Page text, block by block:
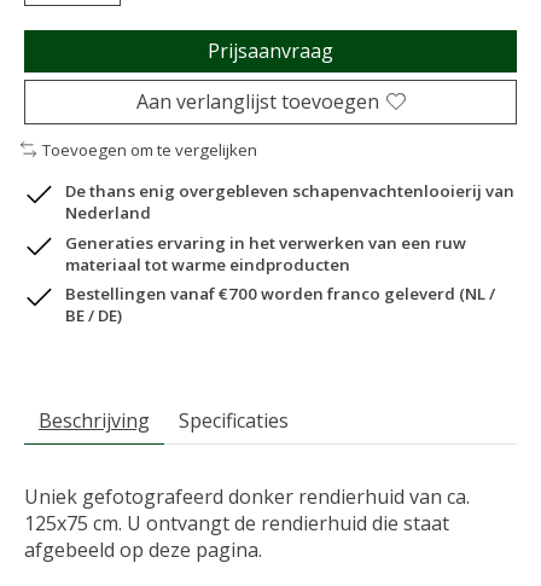
Prijsaanvraag
Aan verlanglijst toevoegen
Toevoegen om te vergelijken
De thans enig overgebleven schapenvachtenlooierij van
Nederland
Generaties ervaring in het verwerken van een ruw
materiaal tot warme eindproducten
Bestellingen vanaf €700 worden franco geleverd (NL /
BE / DE)
Beschrijving Specificaties
Uniek gefotografeerd donker rendierhuid van ca.
125x75 cm. U ontvangt de rendierhuid die staat
afgebeeld op deze pagina.